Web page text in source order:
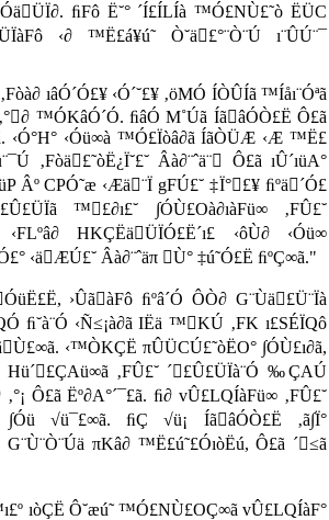
ﬁFô Ë˘° ´Í£ÍLÍà ™Ó£NÙ£˜ò ËÜC
‹∂ ™Ë£á¥ú˜ Ò˘ä£°¨Ò¨Ú ı¨ÛÚ¨¯
ıâÓ´Ó£¥ ‹Ó´˘£¥ ‚öMÓ ÍÒÛÍã ™Íåı¨Óªã
‚°∂ ™ÓKâÓ´Ó. ﬁâÓ M˚Úã ÍãâÓÒ£Ë Ô£ã
‹Ó°H° ‹Óü∞à ™Ó£Ïòâ∂ã ÍãÒÜÆ ‹Æ ™Ë£
‚Fòä£˜òË¿Ï˘£˘ Âà∂¨ˆä¨ Ô£ã ıÛ´ıüA°
Âº CPÓ˜æ ‹Æä¨Ï gFÚ£˘ ‡Ï°£¥ ﬁºä´Ó£
™£∂ı£˘ ∫ÓÙ£Oà∂ıàFü∞ ‚FÛ£˘
HKÇËäÜÏÓ£Ë´ı£ ‹ôÙ∂ ‹Óü∞
‹äÆÚ£˘ Âà∂¨ˆäπ Ù° ‡ú˜Ó£Ë ﬁºÇ∞ã."
›ÛãàFô ﬁºâ´Ó ÔÒ∂ G¨Ùä£Ü¨Ïà
ﬁ˘à¨Ó ‹Ñ≤¡à∂ã IËä ™KÚ ‚FK ı£SÉÏQô
‹™ÒKÇË πÛÜCÚ£˜òËO° ∫ÓÙ£ı∂ã,
Hü´£ÇAü∞ã ‚FÛ£˘ ´£Û£ÜÏà¨Ó ‰ÇAÚ
Ô£ã Ëº∂A°´¯£ã. ﬁ∂ vÛ£LQÍàFü∞ ‚FÛ£˘
∫Óü √ü¯£∞ã. ﬁÇ √ü¡ ÍãâÓÒ£Ë ‚ã∫Ï°
πKâ∂ ™Ë£ú˜£ÓıòËú, Ô£ã ´≤ã
ıòÇË Ô˘æú˜ ™Ó£NÙ£OÇ∞ã vÛ£LQÍàF°